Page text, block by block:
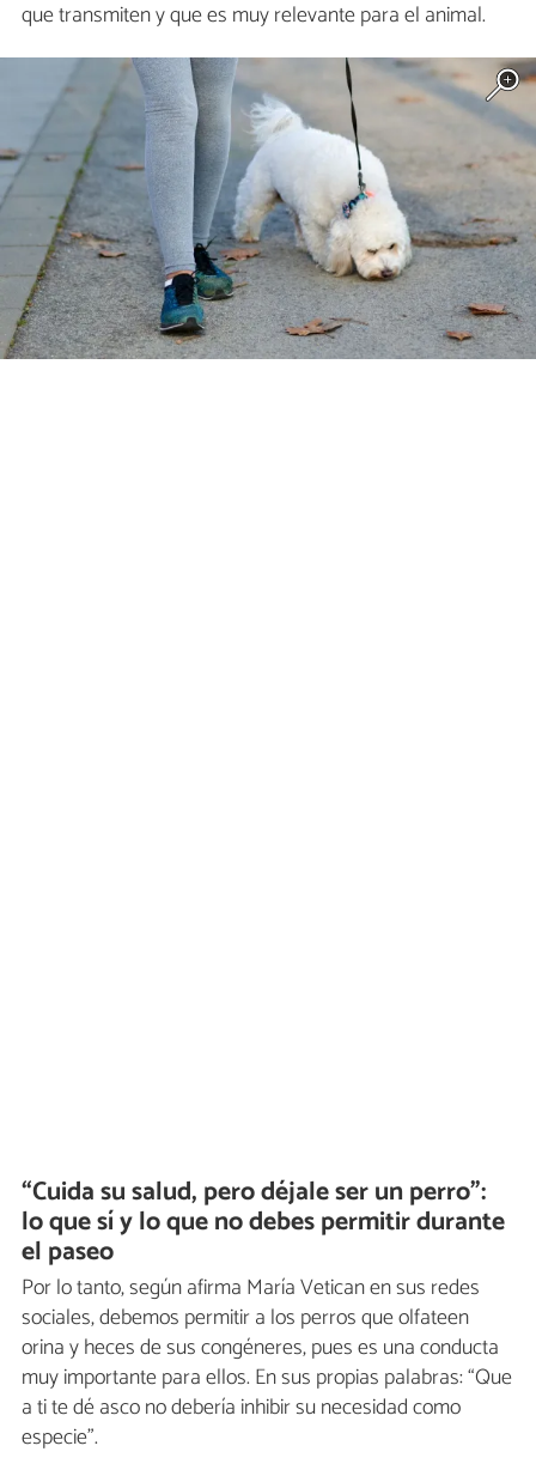
que transmiten y que es muy relevante para el animal.
“Cuida su salud, pero déjale ser un perro”:
lo que sí y lo que no debes permitir durante
el paseo
Por lo tanto, según afirma María Vetican en sus redes
sociales, debemos permitir a los perros que olfateen
orina y heces de sus congéneres, pues es una conducta
muy importante para ellos. En sus propias palabras: “Que
a ti te dé asco no debería inhibir su necesidad como
especie”.